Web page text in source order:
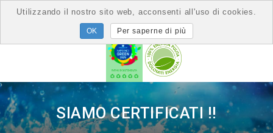
SIAMO CERTIFICATI !!
Utilizzando il nostro sito web, acconsenti all'uso di cookies.
Per saperne di più